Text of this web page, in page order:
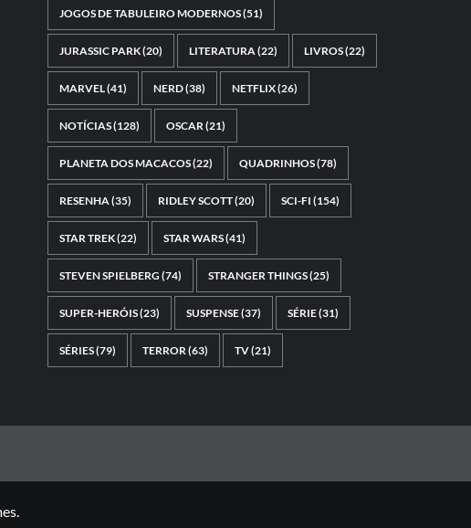
JOGOS DE TABULEIRO MODERNOS(51)
JURASSIC PARK(20) LITERATURA (22) LIVROS(22)
MARVEL(41) NERD(38) NETFLIX(26)
NOTÍCIAS(128) OSCAR (21)
PLANETA DOS MACACOS(22) QUADRINHOS(78)
RESENHA (35) RIDLEY SCOTT(20) SCI-FI (154)
STAR TREK(22) STAR WARS(41)
STEVEN SPIELBERG (74) STRANGER THINGS(25)
SUPER-HERÓIS(23) SUSPENSE(37) SÉRIE(31)
SÉRIES(79) TERROR (63) TV(21)